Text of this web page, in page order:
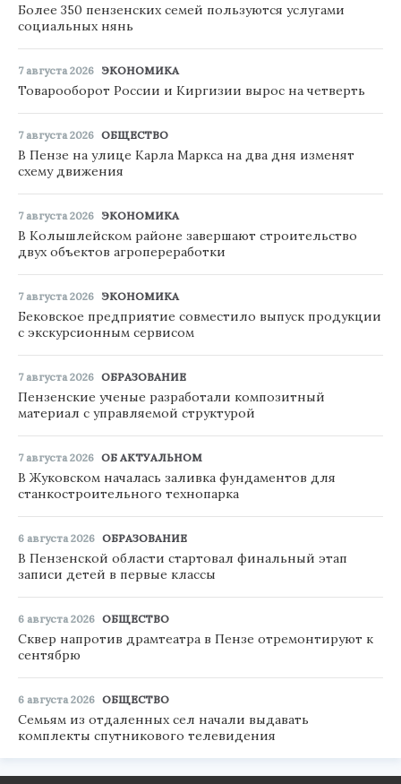
Более 350 пензенских семей пользуются услугами
социальных нянь
7 августа 2026 ЭКОНОМИКА
Товарооборот России и Киргизии вырос на четверть
7 августа 2026 ОБЩЕСТВО
В Пензе на улице Карла Маркса на два дня изменят
схему движения
7 августа 2026 ЭКОНОМИКА
В Колышлейском районе завершают строительство
двух объектов агропереработки
7 августа 2026 ЭКОНОМИКА
Бековское предприятие совместило выпуск продукции
с экскурсионным сервисом
7 августа 2026 ОБРАЗОВАНИЕ
Пензенские ученые разработали композитный
материал с управляемой структурой
7 августа 2026 ОБ АКТУАЛЬНОМ
В Жуковском началась заливка фундаментов для
станкостроительного технопарка
6 августа 2026 ОБРАЗОВАНИЕ
В Пензенской области стартовал финальный этап
записи детей в первые классы
6 августа 2026 ОБЩЕСТВО
Сквер напротив драмтеатра в Пензе отремонтируют к
сентябрю
6 августа 2026 ОБЩЕСТВО
Семьям из отдаленных сел начали выдавать
комплекты спутникового телевидения